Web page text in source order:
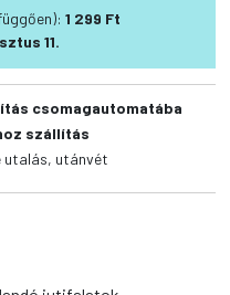
1 299 Ft
11.
csomagautomatába
szállítás
utalás, utánvét